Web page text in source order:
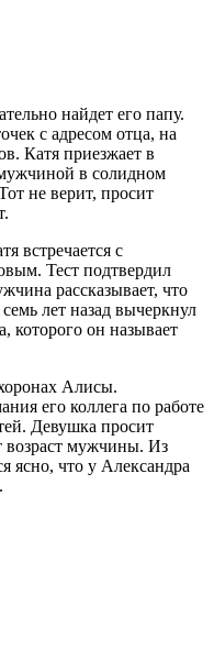
найдет его папу.
с адресом отца, на
Катя приезжает в
мужчиной в солидном
не верит, просит
встречается с
Тест подтвердил
рассказывает, что
лет назад вычеркнул
которого он называет
Алисы.
его коллега по работе
Девушка просит
возраст мужчины. Из
ясно, что у Александра